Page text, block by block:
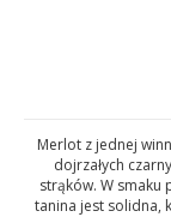
Merlot z jednej
dojrzałych
strąków. W
tanina jest solidna,